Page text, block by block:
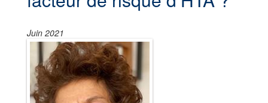
Juin 2021